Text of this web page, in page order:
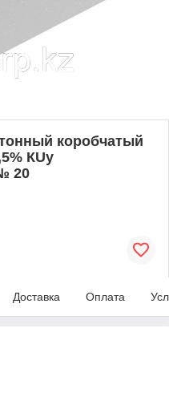
коробчатый
КUу
20
Доставка Оплата